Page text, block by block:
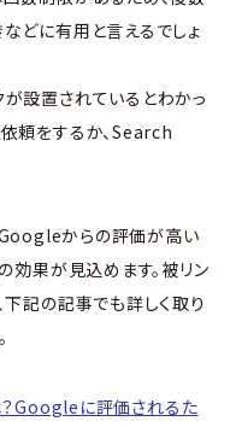
どに有用と言えるでしょ
設置されているとわかっ
頼をするか、Search
Googleからの評価が高い
効果が見込めます。被リン
記の記事でも詳しく取り
？Googleに評価されるた